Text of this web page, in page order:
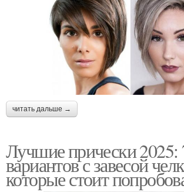
читать дальше →
Лучшие прически 2025:
вариантов с завесой
которые стоит